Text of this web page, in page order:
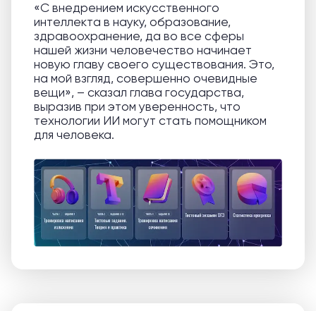
«С внедрением искусственного
интеллекта в науку, образование,
здравоохранение, да во все сферы
нашей жизни человечество начинает
новую главу своего существования. Это,
на мой взгляд, совершенно очевидные
вещи», – сказал глава государства,
выразив при этом уверенность, что
технологии ИИ могут стать помощником
для человека.